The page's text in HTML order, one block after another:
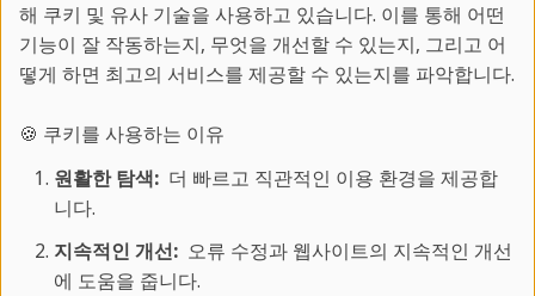
런던 호스트 패밀리
는 항상 영어를 쓸수있는 환경에서 방가후 학교외에
연습할수 있을 뿐만 아니라, 영국의 실제 문화, 사람
들, 식문화, 관습을 경험할수 있는 좋은 기회가 될수
있습니다. 저희가 선별한 호스트 페밀리에서는 아래
의 사항들을 제공하고 있습니다. 호스트 페밀리에서
해 쿠키 및 유사 기술을 사용하고 있습니다. 이를 통해 어떤
기능이 잘 작동하는지, 무엇을 개선할 수 있는지, 그리고 어
떻게 하면 최고의 서비스를 제공할 수 있는지를 파악합니다.
🍪 쿠키를 사용하는 이유
원활한 탐색:더 빠르고 직관적인 이용 환경을 제공합
니다.
지속적인 개선:오류 수정과 웹사이트의 지속적인 개선
에 도움을 줍니다.